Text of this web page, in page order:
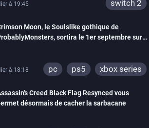
à 19:45 switch 2
Moon, le Soulslike gothique de
sortira le 1er septembre sur
à 18:18 pc ps5 xbox series
Creed Black Flag Resynced vous
désormais de cacher la sarbacane